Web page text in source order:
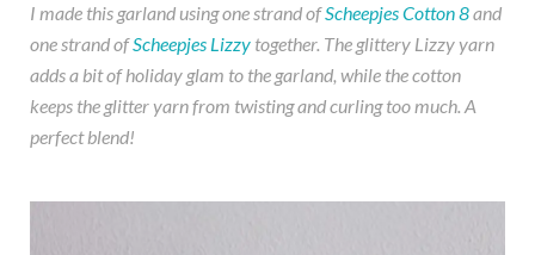
I made this garland using one strand ofScheepjes Cotton 8and
one strand ofScheepjes Lizzy together. The glittery Lizzy yarn
adds a bit of holiday glam to the garland, while the cotton
keeps the glitter yarn from twisting and curling too much. A
perfect blend!